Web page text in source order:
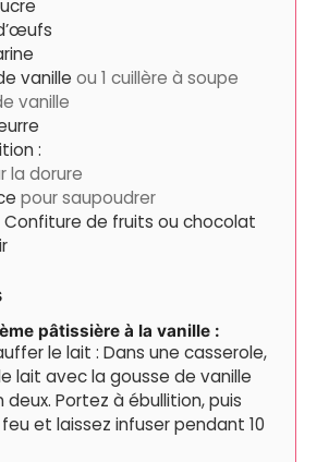
vanille ou 1 cuillère à soupe
vanille
:
la dorure
pour saupoudrer
Confiture de fruits ou chocolat
pâtissière à la vanille :
le lait : Dans une casserole,
lait avec la gousse de vanille
deux. Portez à ébullition, puis
et laissez infuser pendant 10